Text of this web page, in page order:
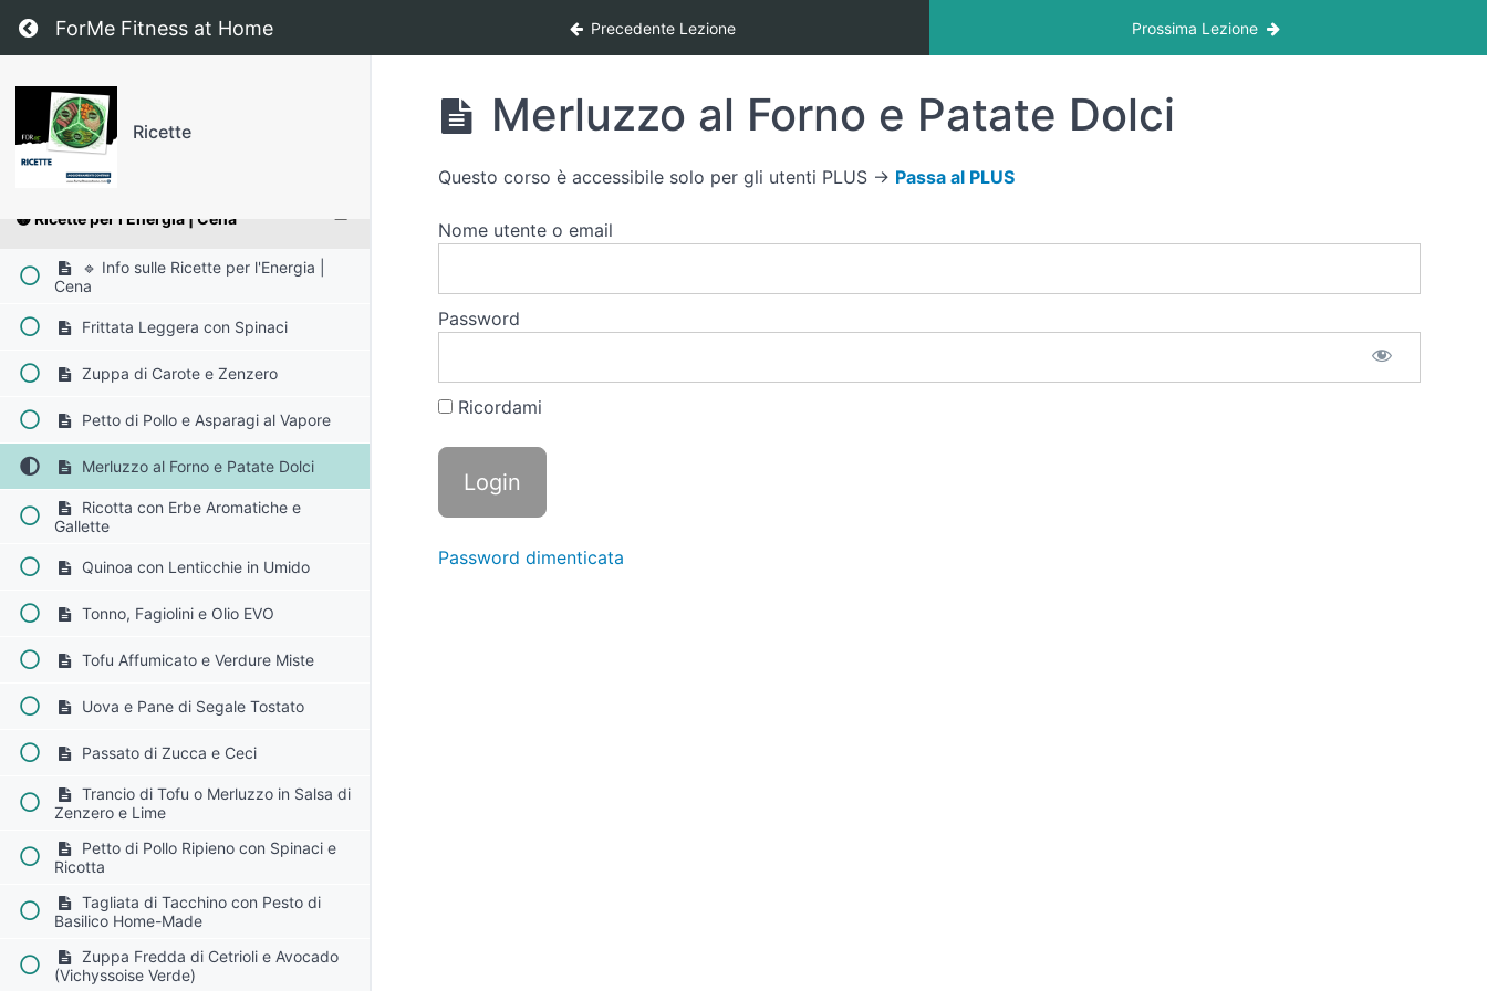
Ritorna a corso: Ricette
ForMe Fitness at Home Precedente Lezione Prossima Lezione
Ricette
🟢 Ricette Dimagrimento | Spuntini
🟡 Ricette per l'Energia | Colazione
🟡 Ricette per l'Energia | Pranzo
🟡 Ricette per l'Energia | Cena
🔹 Info sulle Ricette per l'Energia |
Cena
Frittata Leggera con Spinaci
Zuppa di Carote e Zenzero
Petto di Pollo e Asparagi al Vapore
Merluzzo al Forno e Patate Dolci
Ricotta con Erbe Aromatiche e
Gallette
Quinoa con Lenticchie in Umido
Tonno, Fagiolini e Olio EVO
Tofu Affumicato e Verdure Miste
Uova e Pane di Segale Tostato
Passato di Zucca e Ceci
Trancio di Tofu o Merluzzo in Salsa di
Zenzero e Lime
Petto di Pollo Ripieno con Spinaci e
Ricotta
Tagliata di Tacchino con Pesto di
Basilico Home-Made
Zuppa Fredda di Cetrioli e Avocado
(Vichyssoise Verde)
Merluzzo al Forno e Patate Dolci
Questo corso è accessibile solo per gli utenti PLUS → Passa al PLUS
Nome utente o email
Password
Ricordami
Password dimenticata